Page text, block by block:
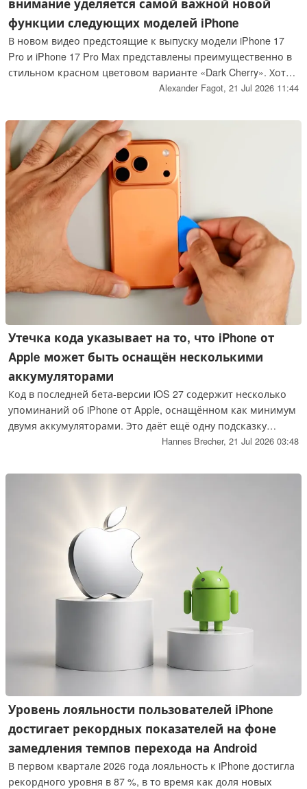
внимание уделяется самой важной новой
функции следующих моделей iPhone
В новом видео предстоящие к выпуску модели iPhone 17
Pro и iPhone 17 Pro Max представлены преимущественно в
стильном красном цветовом варианте «Dark Cherry». Хотя
основное внимание ютубера Джона Проссера
основной камеры, в видео также обсуждаются и другие
аспекты обновленных моделей iPhone.
Alexander Fagot, 21 Jul 2026 11:44
Утечка кода указывает на то, что iPhone от
Apple может быть оснащён несколькими
аккумуляторами
Код в последней бета-версии iOS 27 содержит несколько
упоминаний об iPhone от Apple, оснащённом как минимум
двумя аккумуляторами. Это даёт ещё одну подсказку
относительно iPhone Ultra в следующей версии
Hannes Brecher, 21 Jul 2026 03:48
Уровень лояльности пользователей iPhone
достигает рекордных показателей на фоне
замедления темпов перехода на Android
В первом квартале 2026 года лояльность к iPhone достигла
рекордного уровня в 87 %, в то время как доля новых